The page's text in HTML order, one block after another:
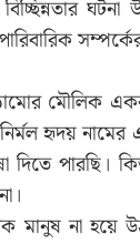
ঘটনা
মৌলিক
হৃদয়
পারছি।
মানুষ না